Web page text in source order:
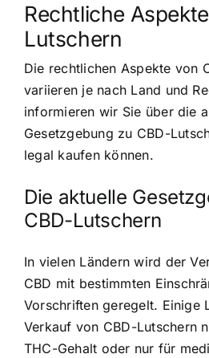
Rechtliche
Lutschern
Die rechtlichen Aspekte von
variieren je nach Land und
informieren wir Sie über die
Gesetzgebung zu CBD-
legal kaufen können.
Die aktuelle
CBD-Lutschern
In vielen Ländern wird der
CBD mit bestimmten
Vorschriften geregelt. Einige
Verkauf von CBD-Lutschern
THC-Gehalt oder nur für